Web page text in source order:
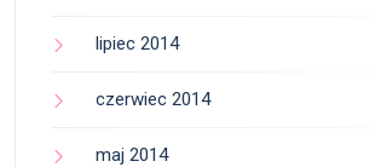
lipiec 2014
czerwiec 2014
maj 2014